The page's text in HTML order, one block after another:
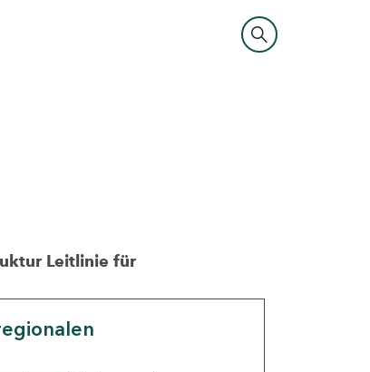
Leitlinie für